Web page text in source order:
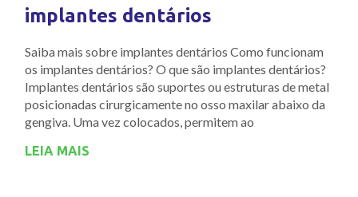
implantes dentários
Saiba mais sobre implantes dentários Como funcionam
os implantes dentários? O que são implantes dentários?
Implantes dentários são suportes ou estruturas de metal
posicionadas cirurgicamente no osso maxilar abaixo da
gengiva. Uma vez colocados, permitem ao
LEIA MAIS